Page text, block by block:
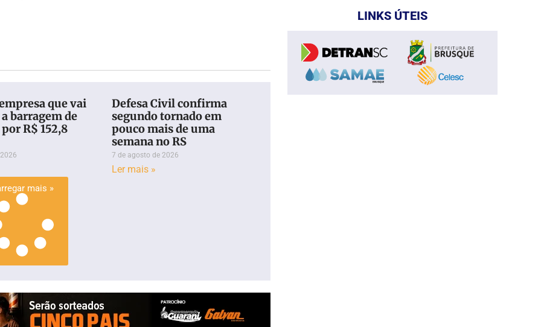
que vai
barragem de
R$ 152,8
Defesa Civil confirma
segundo tornado em
pouco mais de uma
semana no RS
7 de agosto de 2026
Ler mais »
mais »
LINKS ÚTEIS